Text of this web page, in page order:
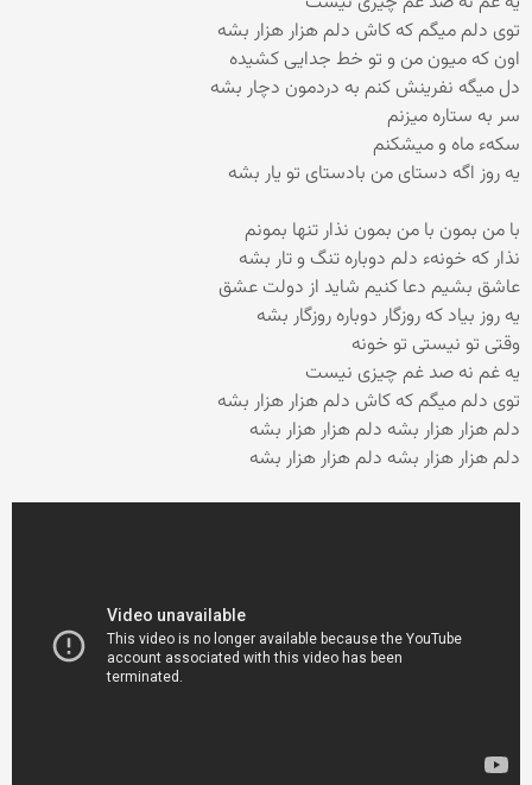
توی دلم میگم که کاش دلم هزار هزار بشه
اون که میون من و تو خط جدایی کشیده
دل میگه نفرینش کنم به دردمون دچار بشه
سر به ستاره میزنم
سکهء ماه و میشکنم
یه روز اگه دستای من بادستای تو یار بشه
با من بمون با من بمون نذار تنها بمونم
نذار که خونهء دلم دوباره تنگ و تار بشه
عاشق بشیم دعا کنیم شاید از دولت عشق
یه روز بیاد که روزگار دوباره روزگار بشه
وقتی تو نیستی تو خونه
یه غم نه صد غم چیزی نیست
توی دلم میگم که کاش دلم هزار هزار بشه
دلم هزار هزار بشه دلم هزار هزار بشه
دلم هزار هزار بشه دلم هزار هزار بشه